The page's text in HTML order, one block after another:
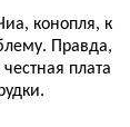
конопля, к
Правда,
плата